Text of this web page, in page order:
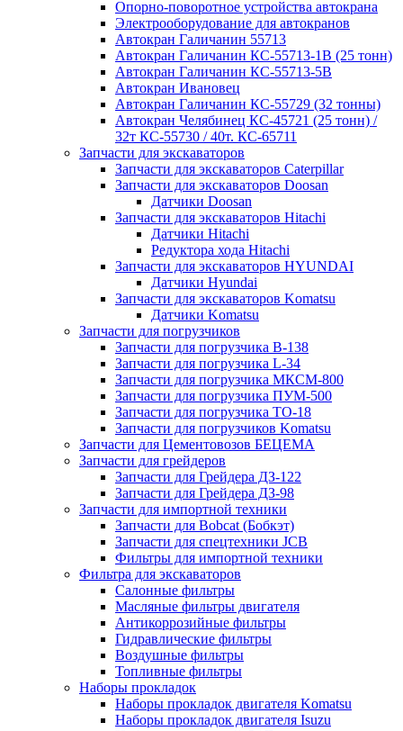
Опорно-поворотное устройства автокрана
Электрооборудование для автокранов
Автокран Галичанин 55713
Автокран Галичанин КС-55713-1В (25 тонн)
Автокран Галичанин КС-55713-5В
Автокран Ивановец
Автокран Галичанин КС-55729 (32 тонны)
Автокран Челябинец КС-45721 (25 тонн) /
32т КС-55730 / 40т. КС-65711
Запчасти для экскаваторов
Запчасти для экскаваторов Caterpillar
Запчасти для экскаваторов Doosan
Датчики Doosan
Запчасти для экскаваторов Hitachi
Датчики Hitachi
Редуктора хода Hitachi
Запчасти для экскаваторов HYUNDAI
Датчики Hyundai
Запчасти для экскаваторов Komatsu
Датчики Komatsu
Запчасти для погрузчиков
Запчасти для погрузчика B-138
Запчасти для погрузчика L-34
Запчасти для погрузчика МКСМ-800
Запчасти для погрузчика ПУМ-500
Запчасти для погрузчика ТО-18
Запчасти для погрузчиков Komatsu
Запчасти для Цементовозов БЕЦЕМА
Запчасти для грейдеров
Запчасти для Грейдера ДЗ-122
Запчасти для Грейдера ДЗ-98
Запчасти для импортной техники
Запчасти для Bobcat (Бобкэт)
Запчасти для спецтехники JCB
Фильтры для импортной техники
Фильтра для экскаваторов
Салонные фильтры
Масляные фильтры двигателя
Антикоррозийные фильтры
Гидравлические фильтры
Воздушные фильтры
Топливные фильтры
Наборы прокладок
Наборы прокладок двигателя Komatsu
Наборы прокладок двигателя Isuzu